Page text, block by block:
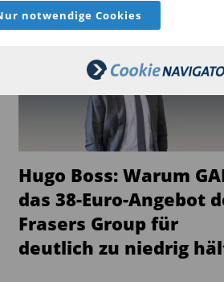
notwendige Cookies
Hugo Boss: Warum
das 38-Euro-Angebot
Frasers Group für
deutlich zu niedrig